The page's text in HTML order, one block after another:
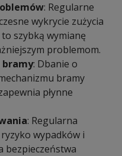
: Regularne
wykrycie zużycia
szybką wymianę
problemom.
bramy: Dbanie o
bramy
płynne
: Regularna
wypadków i
bezpieczeństwa